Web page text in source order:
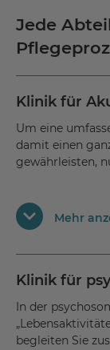
Information
Probleme
Pflegeziele
Maßnahmen
Pflege
Dieser Prozess
fördert die
Jede
Klinik für
Um eine
damit einen
gewährleisten,
Die Behandlung
engmaschigen,
finden
gesamten
Therapie liegt
Mehr
Klinik für
In der
begleiten Sie